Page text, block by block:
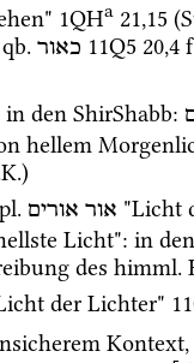
1QHa 21,15 (
qb. כאור 11Q5 20,4
in den ShirShabb:
hellem
)
pl. אור אורים
Licht": in den
des himml.
der Lichter"
Kontext,